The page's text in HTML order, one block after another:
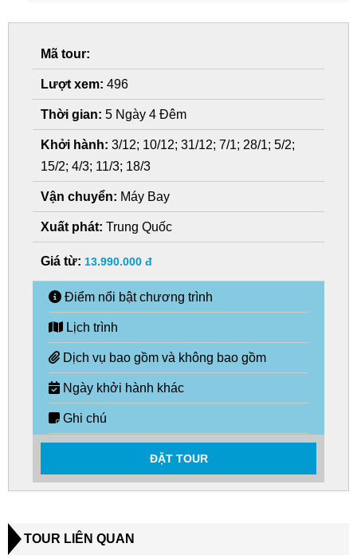
Mã tour:
Lượt xem: 496
Thời gian: 5 Ngày 4 Đêm
Khởi hành: 3/12; 10/12; 31/12; 7/1; 28/1; 5/2;
15/2; 4/3; 11/3; 18/3
Vận chuyển: Máy Bay
Xuất phát: Trung Quốc
Giá từ: 13.990.000 đ
Điểm nổi bật chương trình
Lịch trình
Dịch vụ bao gồm và không bao gồm
Ngày khởi hành khác
Ghi chú
ĐẶT TOUR
TOUR LIÊN QUAN